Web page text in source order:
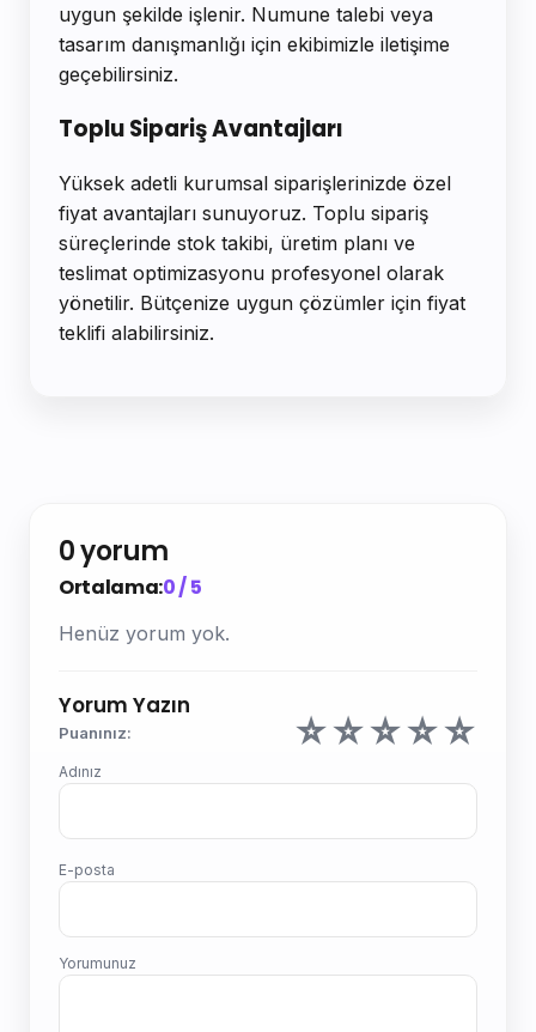
uygun şekilde işlenir. Numune talebi veya
tasarım danışmanlığı için ekibimizle iletişime
geçebilirsiniz.
Toplu Sipariş Avantajları
Yüksek adetli kurumsal siparişlerinizde özel
fiyat avantajları sunuyoruz. Toplu sipariş
süreçlerinde stok takibi, üretim planı ve
teslimat optimizasyonu profesyonel olarak
yönetilir. Bütçenize uygun çözümler için fiyat
teklifi alabilirsiniz.
0 yorum
Ortalama:0 / 5
Henüz yorum yok.
Yorum Yazın
Puanınız: ☆☆☆☆☆
Adınız
E-posta
Yorumunuz